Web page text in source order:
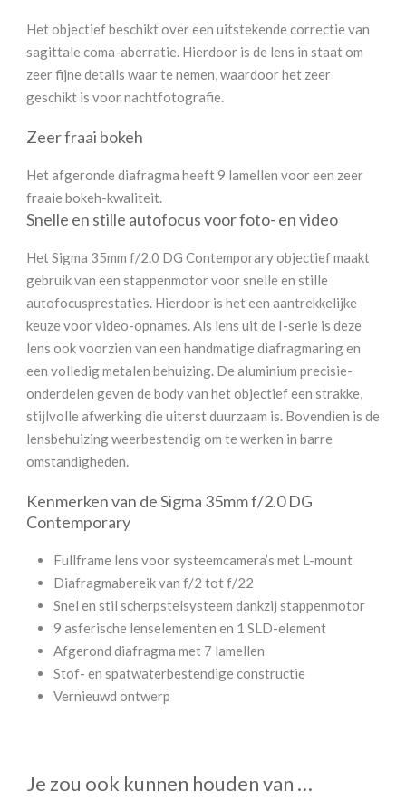
Het objectief beschikt over een uitstekende correctie van
sagittale coma-aberratie. Hierdoor is de lens in staat om
zeer fijne details waar te nemen, waardoor het zeer
geschikt is voor nachtfotografie.
Zeer fraai bokeh
Het afgeronde diafragma heeft 9 lamellen voor een zeer
fraaie bokeh-kwaliteit.
Snelle en stille autofocus voor foto- en video
Het Sigma 35mm f/2.0 DG Contemporary objectief maakt
gebruik van een stappenmotor voor snelle en stille
autofocusprestaties. Hierdoor is het een aantrekkelijke
keuze voor video-opnames. Als lens uit de I-serie is deze
lens ook voorzien van een handmatige diafragmaring en
een volledig metalen behuizing. De aluminium precisie-
onderdelen geven de body van het objectief een strakke,
stijlvolle afwerking die uiterst duurzaam is. Bovendien is de
lensbehuizing weerbestendig om te werken in barre
omstandigheden.
Kenmerken van de Sigma 35mm f/2.0 DG
Contemporary
Fullframe lens voor systeemcamera’s met L-mount
Diafragmabereik van f/2 tot f/22
Snel en stil scherpstelsysteem dankzij stappenmotor
9 asferische lenselementen en 1 SLD-element
Afgerond diafragma met 7 lamellen
Stof- en spatwaterbestendige constructie
Vernieuwd ontwerp
Je zou ook kunnen houden van …